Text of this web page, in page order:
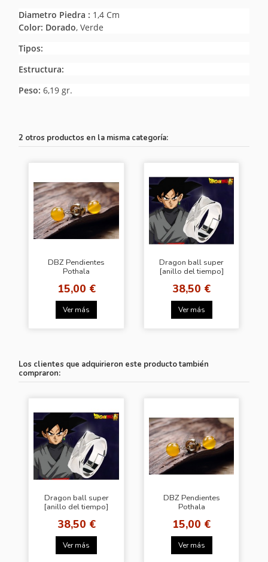
Diametro Piedra : 1,4 Cm
Color: Dorado, Verde
Tipos:
Estructura:
Peso: 6,19 gr.
2 otros productos en la misma categoría:
DBZ Pendientes
Pothala
15,00 €
Ver más
Dragon ball super
[anillo del tiempo]
38,50 €
Ver más
Los clientes que adquirieron este producto también
compraron:
Dragon ball super
[anillo del tiempo]
38,50 €
Ver más
DBZ Pendientes
Pothala
15,00 €
Ver más